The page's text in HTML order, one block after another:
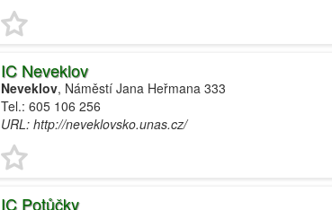
IC Neveklov
Neveklov, Náměstí Jana Heřmana 333
Tel.: 605 106 256
URL: http://neveklovsko.unas.cz/
IC Potůčky